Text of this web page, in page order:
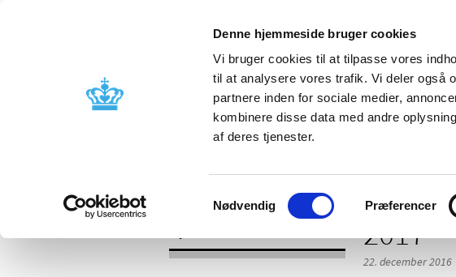
Denne hjemmeside bruger cookies
Vi bruger cookies til at tilpasse vores
til at analysere vores trafik. Vi deler også
partnere inden for sociale medier,
kombinere disse data med andre
af deres tjenester.
Samtykkevalg
Nødvendig Præferencer
Godkendelse og
Bivirkninger og
produktinformation
2017
22. december 2016